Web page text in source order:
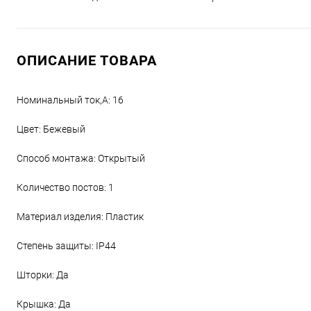
ОПИСАНИЕ ТОВАРА
Номинальный ток,А: 16
Цвет: Бежевый
Способ монтажа: Открытый
Количество постов: 1
Материал изделия: Пластик
Степень защиты: IP44
Шторки: Да
Крышка: Да